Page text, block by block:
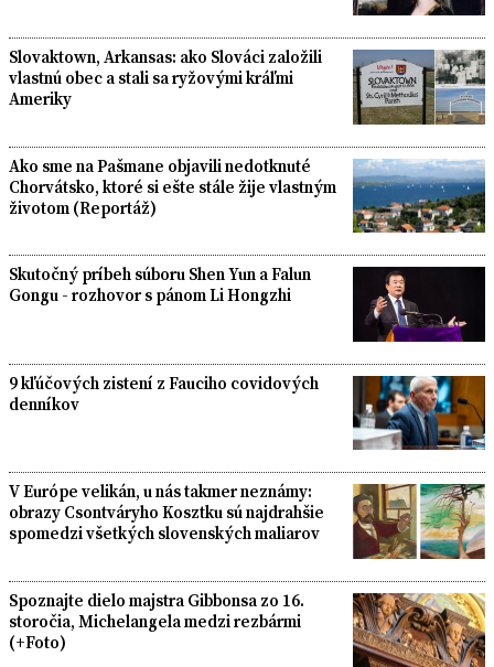
Slovaktown, Arkansas: ako Slováci založili
vlastnú obec a stali sa ryžovými kráľmi
Ameriky
Ako sme na Pašmane objavili nedotknuté
Chorvátsko, ktoré si ešte stále žije vlastným
životom (Reportáž)
Skutočný príbeh súboru Shen Yun a Falun
Gongu - rozhovor s pánom Li Hongzhi
9 kľúčových zistení z Fauciho covidových
denníkov
V Európe velikán, u nás takmer neznámy:
obrazy Csontváryho Kosztku sú najdrahšie
spomedzi všetkých slovenských maliarov
Spoznajte dielo majstra Gibbonsa zo 16.
storočia, Michelangela medzi rezbármi
(+Foto)